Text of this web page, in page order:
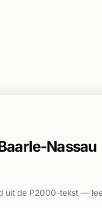
Nassau
uit de P2000-tekst —